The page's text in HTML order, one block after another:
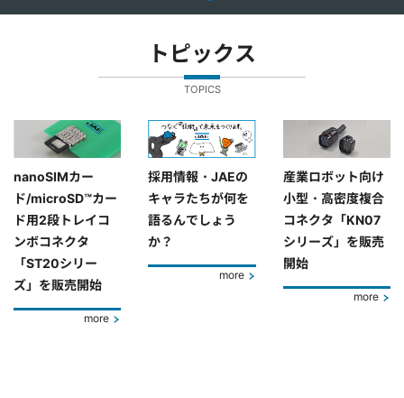
トピックス
TOPICS
nanoSIMカー
ド/microSD™カー
ド用2段トレイコ
ンボコネクタ
「ST20シリー
ズ」を販売開始
more
採用情報・JAEの
キャラたちが何を
語るんでしょう
か？
more
産業ロボット向け
小型・高密度複合
コネクタ「KN07
シリーズ」を販売
開始
more